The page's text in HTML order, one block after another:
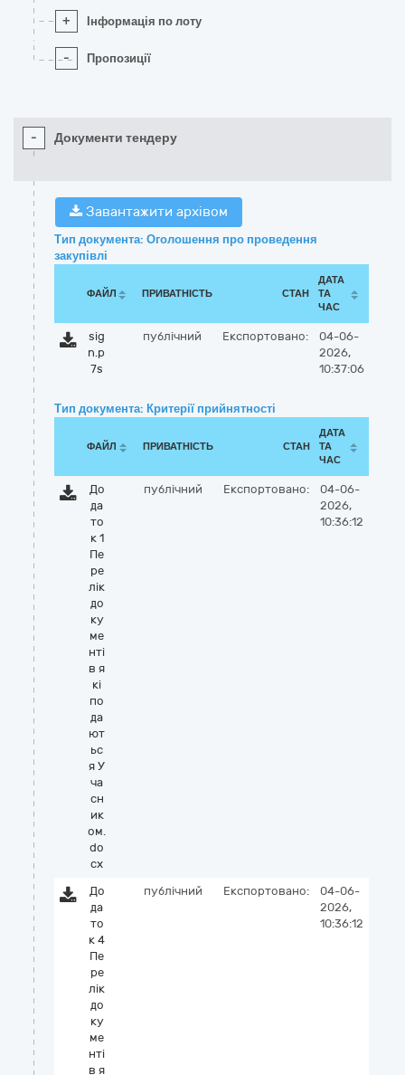
+ Інформація по лоту
- Пропозиції
- Документи тендеру
Завантажити архівом
Тип документа: Оголошення про проведення
закупівлі
ФАЙЛ ПРИВАТНІСТЬ СТАН
ДАТА
ТА
ЧАС
sig
n.p
7s
публічний Експортовано:
04-06-
2026,
10:37:06
Тип документа: Критерії прийнятності
ФАЙЛ ПРИВАТНІСТЬ СТАН
ДАТА
ТА
ЧАС
До
да
то
к 1
Пе
ре
лік
до
ку
ме
нті
в я
кі
по
да
ют
ьс
я У
ча
сн
ик
ом.
do
cx
публічний Експортовано:
04-06-
2026,
10:36:12
До
да
то
к 4
Пе
ре
лік
до
ку
ме
нті
в я
публічний Експортовано:
04-06-
2026,
10:36:12